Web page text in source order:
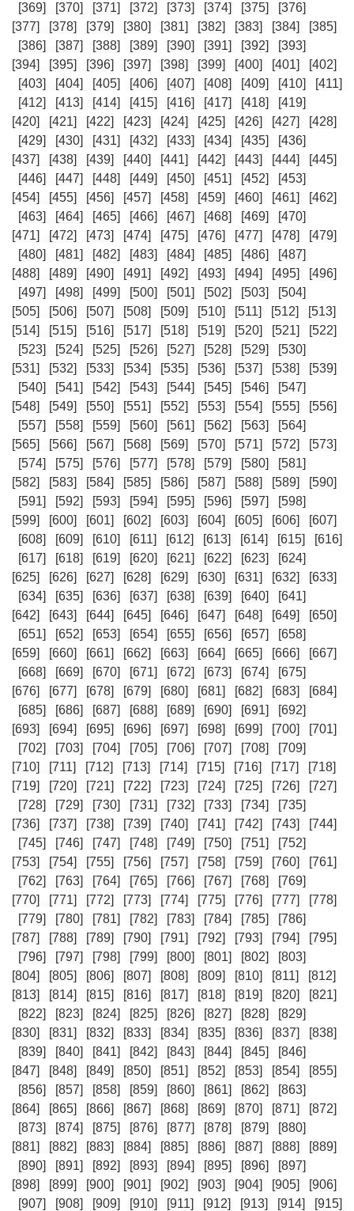
[369]
[370] [371] [372] [373] [374] [375]
[376]
[377]
[378] [379] [380] [381] [382] [383] [384]
[385]
[386]
[387] [388] [389] [390] [391] [392]
[393]
[394]
[395] [396] [397] [398] [399] [400] [401]
[402]
[403]
[404] [405] [406] [407] [408] [409] [410]
[411]
[412]
[413] [414] [415] [416] [417] [418]
[419]
[420]
[421] [422] [423] [424] [425] [426] [427]
[428]
[429]
[430] [431] [432] [433] [434] [435]
[436]
[437]
[438] [439] [440] [441] [442] [443] [444]
[445]
[446]
[447] [448] [449] [450] [451] [452]
[453]
[454]
[455] [456] [457] [458] [459] [460] [461]
[462]
[463]
[464] [465] [466] [467] [468] [469]
[470]
[471]
[472] [473] [474] [475] [476] [477] [478]
[479]
[480]
[481] [482] [483] [484] [485] [486]
[487]
[488]
[489] [490] [491] [492] [493] [494] [495]
[496]
[497]
[498] [499] [500] [501] [502] [503]
[504]
[505]
[506] [507] [508] [509] [510] [511] [512]
[513]
[514]
[515] [516] [517] [518] [519] [520] [521]
[522]
[523]
[524] [525] [526] [527] [528] [529]
[530]
[531]
[532] [533] [534] [535] [536] [537] [538]
[539]
[540]
[541] [542] [543] [544] [545] [546]
[547]
[548]
[549] [550] [551] [552] [553] [554] [555]
[556]
[557]
[558] [559] [560] [561] [562] [563]
[564]
[565]
[566] [567] [568] [569] [570] [571] [572]
[573]
[574]
[575] [576] [577] [578] [579] [580]
[581]
[582]
[583] [584] [585] [586] [587] [588] [589]
[590]
[591]
[592] [593] [594] [595] [596] [597]
[598]
[599]
[600] [601] [602] [603] [604] [605] [606]
[607]
[608]
[609] [610] [611] [612] [613] [614] [615]
[616]
[617]
[618] [619] [620] [621] [622] [623]
[624]
[625]
[626] [627] [628] [629] [630] [631] [632]
[633]
[634]
[635] [636] [637] [638] [639] [640]
[641]
[642]
[643] [644] [645] [646] [647] [648] [649]
[650]
[651]
[652] [653] [654] [655] [656] [657]
[658]
[659]
[660] [661] [662] [663] [664] [665] [666]
[667]
[668]
[669] [670] [671] [672] [673] [674]
[675]
[676]
[677] [678] [679] [680] [681] [682] [683]
[684]
[685]
[686] [687] [688] [689] [690] [691]
[692]
[693]
[694] [695] [696] [697] [698] [699] [700]
[701]
[702]
[703] [704] [705] [706] [707] [708]
[709]
[710]
[711] [712] [713] [714] [715] [716] [717]
[718]
[719]
[720] [721] [722] [723] [724] [725] [726]
[727]
[728]
[729] [730] [731] [732] [733] [734]
[735]
[736]
[737] [738] [739] [740] [741] [742] [743]
[744]
[745]
[746] [747] [748] [749] [750] [751]
[752]
[753]
[754] [755] [756] [757] [758] [759] [760]
[761]
[762]
[763] [764] [765] [766] [767] [768]
[769]
[770]
[771] [772] [773] [774] [775] [776] [777]
[778]
[779]
[780] [781] [782] [783] [784] [785]
[786]
[787]
[788] [789] [790] [791] [792] [793] [794]
[795]
[796]
[797] [798] [799] [800] [801] [802]
[803]
[804]
[805] [806] [807] [808] [809] [810] [811]
[812]
[813]
[814] [815] [816] [817] [818] [819] [820]
[821]
[822]
[823] [824] [825] [826] [827] [828]
[829]
[830]
[831] [832] [833] [834] [835] [836] [837]
[838]
[839]
[840] [841] [842] [843] [844] [845]
[846]
[847]
[848] [849] [850] [851] [852] [853] [854]
[855]
[856]
[857] [858] [859] [860] [861] [862]
[863]
[864]
[865] [866] [867] [868] [869] [870] [871]
[872]
[873]
[874] [875] [876] [877] [878] [879]
[880]
[881]
[882] [883] [884] [885] [886] [887] [888]
[889]
[890]
[891] [892] [893] [894] [895] [896]
[897]
[898]
[899] [900] [901] [902] [903] [904] [905]
[906]
[907]
[908] [909] [910] [911] [912] [913] [914] [915]